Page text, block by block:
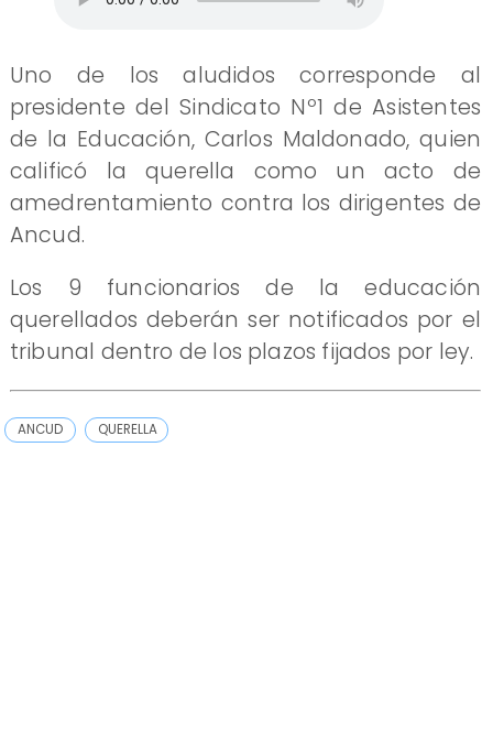
Uno de los aludidos corresponde al
presidente del Sindicato Nº1 de Asistentes
de la Educación, Carlos Maldonado, quien
calificó la querella como un acto de
amedrentamiento contra los dirigentes de
Ancud.
Los 9 funcionarios de la educación
querellados deberán ser notificados por el
tribunal dentro de los plazos fijados por ley.
ANCUD QUERELLA